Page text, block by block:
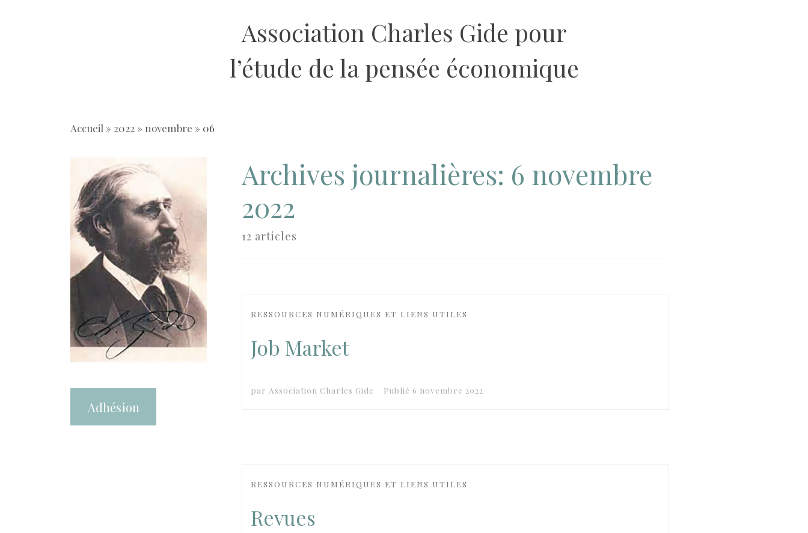
Association Charles Gide pour
l’étude de la pensée économique
Accueil » 2022 » novembre » 06
Archives journalières: 6 novembre
2022
12 articles
RESSOURCES NUMÉRIQUES ET LIENS UTILES
Job Market
par Association Charles Gide Publié 6 novembre 2022
RESSOURCES NUMÉRIQUES ET LIENS UTILES
Revues
Adhésion